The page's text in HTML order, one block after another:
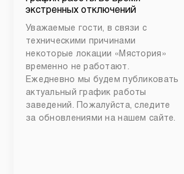
экстренных отключений
Уважаемые гости, в связи с
техническими причинами
некоторые локации «Мястория»
временно не работают.
Ежедневно мы будем публиковать
актуальный график работы
заведений. Пожалуйста, следите
за обновлениями на нашем сайте.